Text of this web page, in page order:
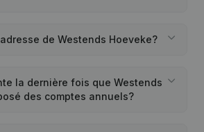
de Westends Hoeveke?
la dernière fois que Westends
des comptes annuels?